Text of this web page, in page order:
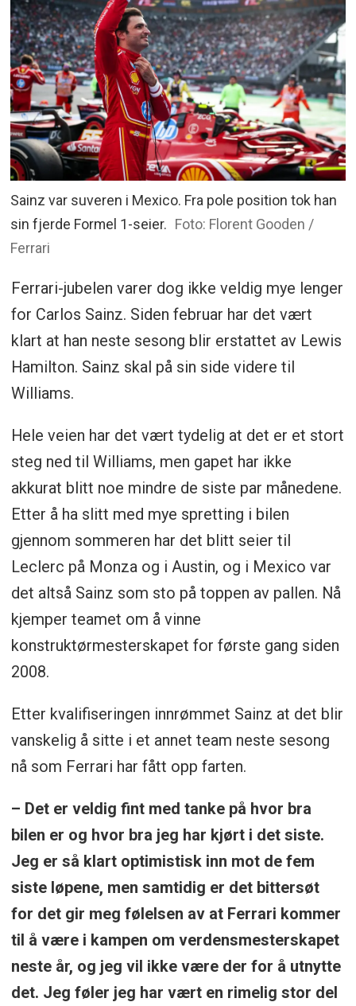
Sainz var suveren i Mexico. Fra pole position tok han
sin fjerde Formel 1-seier. Foto: Florent Gooden /
Ferrari
Ferrari-jubelen varer dog ikke veldig mye lenger
for Carlos Sainz. Siden februar har det vært
klart at han neste sesong blir erstattet av Lewis
Hamilton. Sainz skal på sin side videre til
Williams.
Hele veien har det vært tydelig at det er et stort
steg ned til Williams, men gapet har ikke
akkurat blitt noe mindre de siste par månedene.
Etter å ha slitt med mye spretting i bilen
gjennom sommeren har det blitt seier til
Leclerc på Monza og i Austin, og i Mexico var
det altså Sainz som sto på toppen av pallen. Nå
kjemper teamet om å vinne
konstruktørmesterskapet for første gang siden
2008.
Etter kvalifiseringen innrømmet Sainz at det blir
vanskelig å sitte i et annet team neste sesong
nå som Ferrari har fått opp farten.
– Det er veldig fint med tanke på hvor bra
bilen er og hvor bra jeg har kjørt i det siste.
Jeg er så klart optimistisk inn mot de fem
siste løpene, men samtidig er det bittersøt
for det gir meg følelsen av at Ferrari kommer
til å være i kampen om verdensmesterskapet
neste år, og jeg vil ikke være der for å utnytte
det. Jeg føler jeg har vært en rimelig stor del